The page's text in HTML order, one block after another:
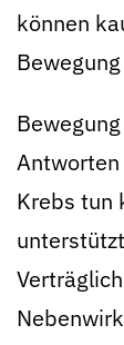
können
Antworten
Krebs tun